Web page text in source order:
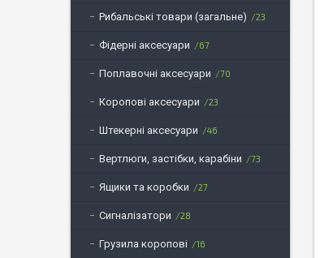
Рибальські товари (загальне) 23
Фідерні аксесуари 67
Поплавочні аксесуари 70
Коропові аксесуари 23
Штекерні аксесуари 46
Вертлюги, застібки, карабіни 73
Ящики та коробки 27
Сигналізатори 28
Грузила коропові 16